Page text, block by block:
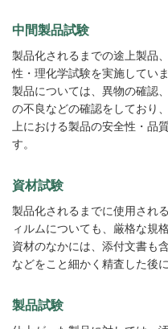
中間製品試験
製品化されるまでの途上製品
性・理化学試験を実施してい
製品については、異物の確認
の不良などの確認をしており
上における製品の安全性・品
す。
資材試験
製品化されるまでに使用され
ィルムについても、厳格な規
資材のなかには、添付文書も
などをこと細かく精査した後
製品試験